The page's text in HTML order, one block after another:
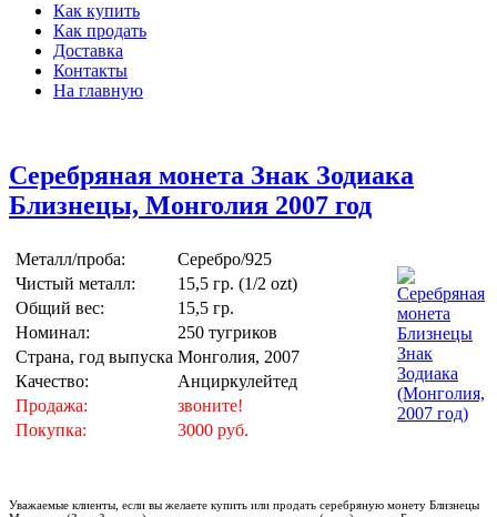
Как купить
Как продать
Доставка
Контакты
На главную
Серебряная монета Знак Зодиака
Близнецы, Монголия 2007 год
Металл/проба:
Серебро/925
Чистый металл:
15,5 гр. (1/2 ozt)
Общий вес:
15,5 гр.
Номинал:
250 тугриков
Страна, год выпуска Монголия, 2007
Качество:
Анциркулейтед
Продажа:
звоните!
Покупка:
3000 руб.
Уважаемые клиенты, если вы желаете купить или продать серебряную монету Близнецы